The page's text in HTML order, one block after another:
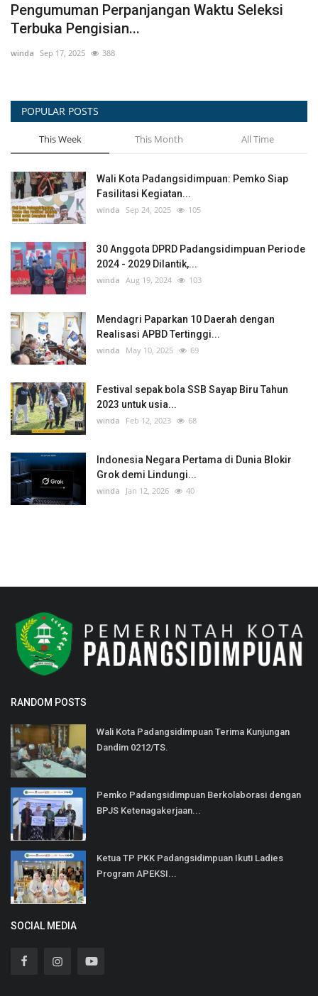
RKPD KOTA PADANGSIDIMPUAN 2027
winda Jul 30, 2026 39
POPULAR POSTS
This Week This Month All Time
Wali Kota Padangsidimpuan: Pemko Siap
Fasilitasi Kegiatan...
winda Sep 24, 2025 105
30 Anggota DPRD Padangsidimpuan Periode
2024 - 2029 Dilantik,...
winda Aug 19, 2024 103
Mendagri Paparkan 10 Daerah dengan
Realisasi APBD Tertinggi...
winda May 10, 2025 69
Festival sepak bola SSB Sayap Biru Tahun
2023 untuk usia...
winda Feb 12, 2023 68
Indonesia Negara Pertama di Dunia Blokir
Grok demi Lindungi...
winda Jan 12, 2026 40
RANDOM POSTS
Wali Kota Padangsidimpuan Terima Kunjungan
Dandim 0212/TS.
Pemko Padangsidimpuan Berkolaborasi dengan
BPJS Ketenagakerjaan...
Ketua TP PKK Padangsidimpuan Ikuti Ladies
Program APEKSI...
SOCIAL MEDIA